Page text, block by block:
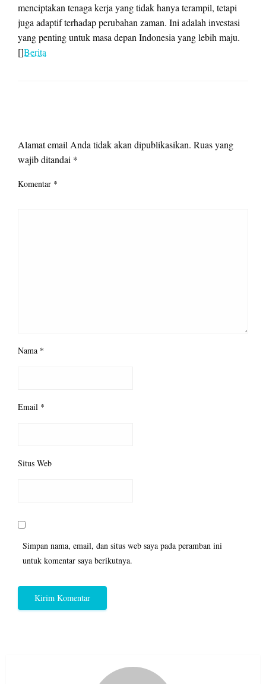
menciptakan tenaga kerja yang tidak hanya terampil, tetapi
juga adaptif terhadap perubahan zaman. Ini adalah investasi
yang penting untuk masa depan Indonesia yang lebih maju.
[]Berita
Alamat email Anda tidak akan dipublikasikan. Ruas yang
wajib ditandai *
Komentar *
Nama *
Email *
Situs Web
Simpan nama, email, dan situs web saya pada peramban ini
untuk komentar saya berikutnya.